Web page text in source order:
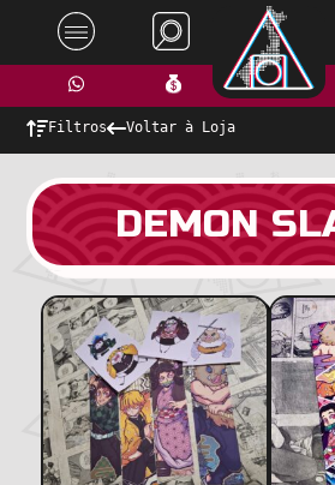
Filtros Voltar à Loja
DEMON